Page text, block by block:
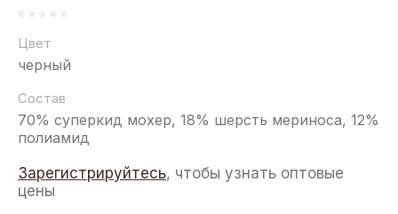
Цвет
черный
Состав
70% суперкид мохер, 18% шерсть мериноса, 12%
полиамид
Зарегистрируйтесь, чтобы узнать оптовые
цены